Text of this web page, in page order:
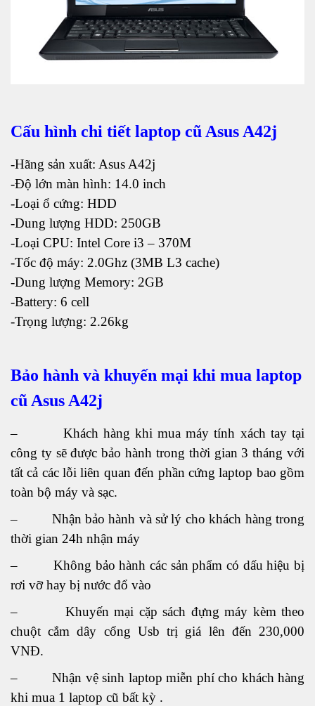
Cấu hình chi tiết laptop cũ Asus A42j
-Hãng sản xuất: Asus A42j
-Độ lớn màn hình: 14.0 inch
-Loại ổ cứng: HDD
-Dung lượng HDD: 250GB
-Loại CPU: Intel Core i3 – 370M
-Tốc độ máy: 2.0Ghz (3MB L3 cache)
-Dung lượng Memory: 2GB
-Battery: 6 cell
-Trọng lượng: 2.26kg
Bảo hành và khuyến mại khi mua laptop
cũ Asus A42j
– Khách hàng khi mua máy tính xách tay tại
công ty sẽ được bảo hành trong thời gian 3 tháng với
tất cả các lỗi liên quan đến phần cứng laptop bao gồm
toàn bộ máy và sạc.
– Nhận bảo hành và sử lý cho khách hàng trong
thời gian 24h nhận máy
– Không bảo hành các sản phẩm có dấu hiệu bị
rơi vỡ hay bị nước đổ vào
– Khuyến mại cặp sách đựng máy kèm theo
chuột cắm dây cổng Usb trị giá lên đến 230,000
VNĐ.
– Nhận vệ sinh laptop miễn phí cho khách hàng
khi mua 1 laptop cũ bất kỳ .